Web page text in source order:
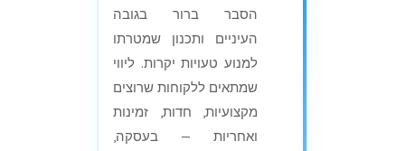
הסבר ברור בגובה
העיניים ותכנון שמטרתו
למנוע טעויות יקרות. ליווי
שמתאים ללקוחות שרוצים
מקצועיות, חדות, זמינות
ואחריות — בעסקה,